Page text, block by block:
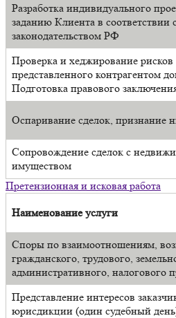
Разработка индивидуального
заданию Клиента в
законодательством РФ
Проверка и хеджирование рисков
представленного контрагентом
Подготовка правового
Оспаривание сделок, признание
Сопровождение сделок с
имуществом
Претензионная и исковая работа
Наименование услуги
Споры по взаимоотношениям,
гражданского, трудового,
административного, налогового
Представление интересов
юрисдикции (один судебный